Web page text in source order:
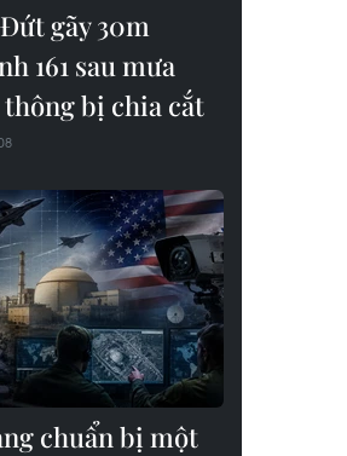
gãy 30m
161 sau mưa
bị chia cắt
chuẩn bị một